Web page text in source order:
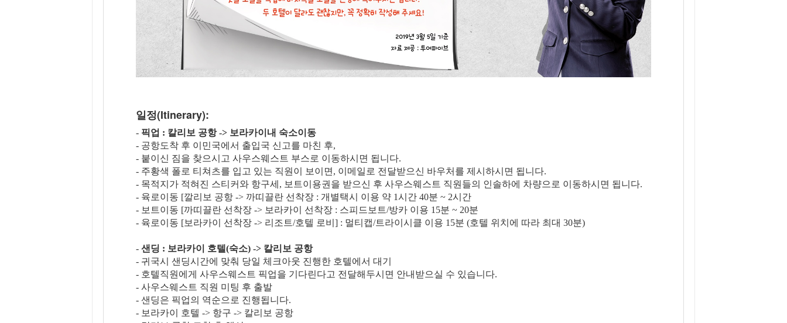
일정(Itinerary):
- 픽업 : 칼리보 공항 -> 보라카이내 숙소이동
- 공항도착 후 이민국에서 출입국 신고를 마친 후,
- 붙이신 짐을 찾으시고 사우스웨스트 부스로 이동하시면 됩니다.
- 주황색 폴로 티쳐츠를 입고 있는 직원이 보이면, 이메일로 전달받으신 바우처를 제시하시면 됩니다.
- 목적지가 적혀진 스티커와 항구세, 보트이용권을 받으신 후 사우스웨스트 직원들의 인솔하에 차량으로 이동하시면 됩니다.
- 육로이동 [깔리보 공항 -> 까띠끌란 선착장 : 개별택시 이용 약 1시간 40분 ~ 2시간
- 보트이동 [까띠끌란 선착장 -> 보라카이 선착장 : 스피드보트/방카 이용 15분 ~ 20분
- 육로이동 [보라카이 선착장 -> 리조트/호텔 로비] : 멀티캡/트라이시클 이용 15분 (호텔 위치에 따라 최대 30분)
- 샌딩 : 보라카이 호텔(숙소) -> 칼리보 공항
- 귀국시 샌딩시간에 맞춰 당일 체크아웃 진행한 호텔에서 대기
- 호텔직원에게 사우스웨스트 픽업을 기다린다고 전달해두시면 안내받으실 수 있습니다.
- 사우스웨스트 직원 미팅 후 출발
- 샌딩은 픽업의 역순으로 진행됩니다.
- 보라카이 호텔 -> 항구 -> 칼리보 공항